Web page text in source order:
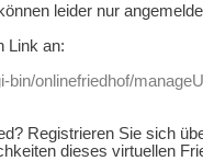
leider nur
Link an:
bin/onlinefriedhof/
Registrieren Sie sich
dieses virtuellen